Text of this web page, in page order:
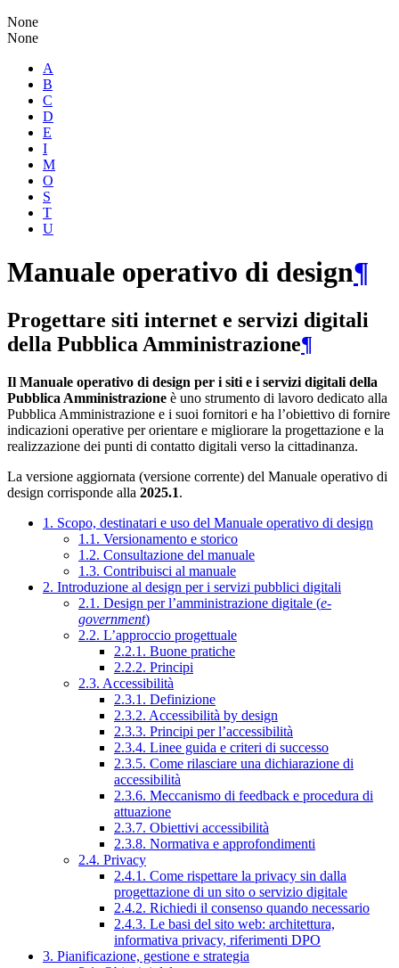
None
None
A
B
C
D
E
I
M
O
S
T
U
Manuale operativo di design¶
Progettare siti internet e servizi digitali
della Pubblica Amministrazione¶
Il Manuale operativo di design per i siti e i servizi digitali della
Pubblica Amministrazione è uno strumento di lavoro dedicato alla
Pubblica Amministrazione e i suoi fornitori e ha l’obiettivo di fornire
indicazioni operative per orientare e migliorare la progettazione e la
realizzazione dei punti di contatto digitali verso la cittadinanza.
La versione aggiornata (versione corrente) del Manuale operativo di
design corrisponde alla 2025.1.
1. Scopo, destinatari e uso del Manuale operativo di design
1.1. Versionamento e storico
1.2. Consultazione del manuale
1.3. Contribuisci al manuale
2. Introduzione al design per i servizi pubblici digitali
2.1. Design per l’amministrazione digitale (e-
government)
2.2. L’approccio progettuale
2.2.1. Buone pratiche
2.2.2. Principi
2.3. Accessibilità
2.3.1. Definizione
2.3.2. Accessibilità by design
2.3.3. Principi per l’accessibilità
2.3.4. Linee guida e criteri di successo
2.3.5. Come rilasciare una dichiarazione di
accessibilità
2.3.6. Meccanismo di feedback e procedura di
attuazione
2.3.7. Obiettivi accessibilità
2.3.8. Normativa e approfondimenti
2.4. Privacy
2.4.1. Come rispettare la privacy sin dalla
progettazione di un sito o servizio digitale
2.4.2. Richiedi il consenso quando necessario
2.4.3. Le basi del sito web: architettura,
informativa privacy, riferimenti DPO
3. Pianificazione, gestione e strategia